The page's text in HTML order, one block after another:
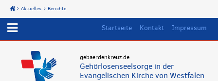
Start
Aktuelles Berichte
Startseite Kontakt Impressum
gebaerdenkreuz.de
Gehörlosenseelsorge in der
Evangelischen Kirche von Westfalen